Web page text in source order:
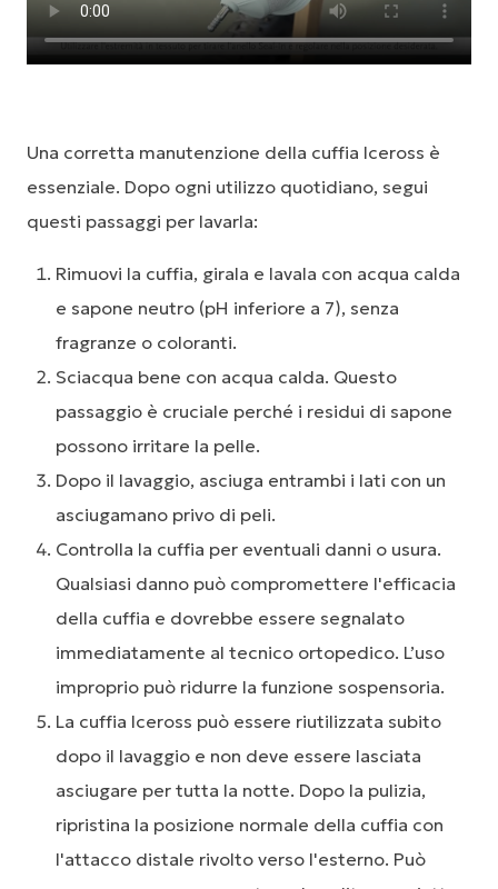
Una corretta manutenzione della cuffia Iceross è
essenziale. Dopo ogni utilizzo quotidiano, segui
questi passaggi per lavarla:
Rimuovi la cuffia, girala e lavala con acqua calda
e sapone neutro (pH inferiore a 7), senza
fragranze o coloranti.
Sciacqua bene con acqua calda. Questo
passaggio è cruciale perché i residui di sapone
possono irritare la pelle.
Dopo il lavaggio, asciuga entrambi i lati con un
asciugamano privo di peli.
Controlla la cuffia per eventuali danni o usura.
Qualsiasi danno può compromettere l'efficacia
della cuffia e dovrebbe essere segnalato
immediatamente al tecnico ortopedico. L’uso
improprio può ridurre la funzione sospensoria.
La cuffia Iceross può essere riutilizzata subito
dopo il lavaggio e non deve essere lasciata
asciugare per tutta la notte. Dopo la pulizia,
ripristina la posizione normale della cuffia con
l'attacco distale rivolto verso l'esterno. Può